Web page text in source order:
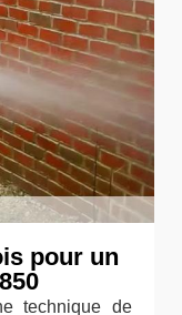
pour un
technique de